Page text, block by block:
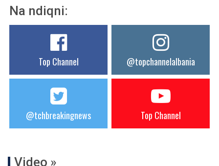
Na ndiqni:
Top Channel @topchannelalbania
@tchbreakingnews Top Channel
Video »